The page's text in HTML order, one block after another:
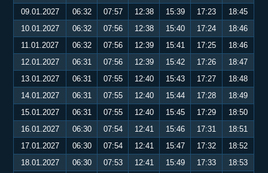
09.01.2027
06:32 07:57 12:38 15:39 17:23
18:45
10.01.2027
06:32 07:56 12:38 15:40 17:24
18:46
11.01.2027
06:32 07:56 12:39 15:41 17:25
18:46
12.01.2027
06:31 07:56 12:39 15:42 17:26
18:47
13.01.2027
06:31 07:55 12:40 15:43 17:27
18:48
14.01.2027
06:31 07:55 12:40 15:44 17:28
18:49
15.01.2027
06:31 07:55 12:40 15:45 17:29
18:50
16.01.2027
06:30 07:54 12:41 15:46 17:31
18:51
17.01.2027
06:30 07:54 12:41 15:47 17:32
18:52
18.01.2027
06:30 07:53 12:41 15:49 17:33
18:53